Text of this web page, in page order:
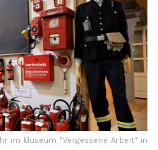
im Museum "Vergessene Arbeit" in